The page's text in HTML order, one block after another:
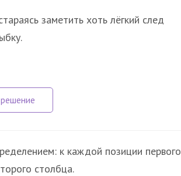
заметить хоть лёгкий след
к каждой позиции первого
столбца.